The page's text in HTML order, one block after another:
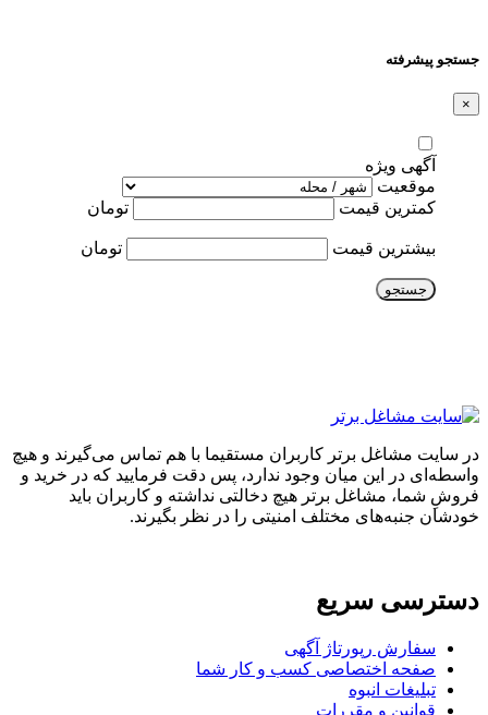
جستجو پیشرفته
×
آگهی ویژه
موقعیت
کمترین قیمت
تومان
بیشترین قیمت تومان
جستجو
در سایت مشاغل برتر کاربران مستقیما با هم تماس می‌گیرند و هیچ
واسطه‌ای در این میان وجود ندارد، پس دقت فرمایید که در خرید و
فروشِ شما، مشاغل برتر هیچ دخالتی نداشته و کاربران باید
خودشان جنبه‌های مختلف امنیتی را در نظر بگیرند.
دسترسی سریع
سفارش رپورتاژ آگهی
صفحه اختصاصی کسب و کار شما
تبلیغات انبوه
قوانین و مقررات